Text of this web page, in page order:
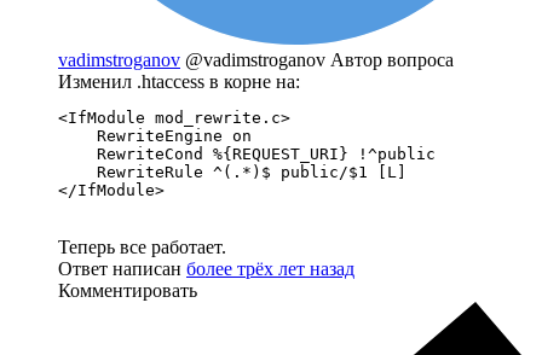
vadimstroganov @vadimstroganov Автор вопроса
Изменил .htaccess в корне на:
<IfModule mod_rewrite.c>
    RewriteEngine on
    RewriteCond %{REQUEST_URI} !^public
    RewriteRule ^(.*)$ public/$1 [L]
</IfModule>
Теперь все работает.
Ответ написан более трёх лет назад
Комментировать